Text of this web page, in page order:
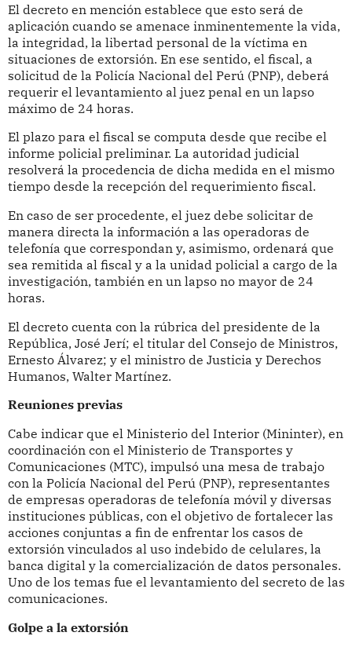
El decreto en mención establece que esto será de
aplicación cuando se amenace inminentemente la vida,
la integridad, la libertad personal de la víctima en
situaciones de extorsión. En ese sentido, el fiscal, a
solicitud de la Policía Nacional del Perú (PNP), deberá
requerir el levantamiento al juez penal en un lapso
máximo de 24 horas.
El plazo para el fiscal se computa desde que recibe el
informe policial preliminar. La autoridad judicial
resolverá la procedencia de dicha medida en el mismo
tiempo desde la recepción del requerimiento fiscal.
En caso de ser procedente, el juez debe solicitar de
manera directa la información a las operadoras de
telefonía que correspondan y, asimismo, ordenará que
sea remitida al fiscal y a la unidad policial a cargo de la
investigación, también en un lapso no mayor de 24
horas.
El decreto cuenta con la rúbrica del presidente de la
República, José Jerí; el titular del Consejo de Ministros,
Ernesto Álvarez; y el ministro de Justicia y Derechos
Humanos, Walter Martínez.
Reuniones previas
Cabe indicar que el Ministerio del Interior (Mininter), en
coordinación con el Ministerio de Transportes y
Comunicaciones (MTC), impulsó una mesa de trabajo
con la Policía Nacional del Perú (PNP), representantes
de empresas operadoras de telefonía móvil y diversas
instituciones públicas, con el objetivo de fortalecer las
acciones conjuntas a fin de enfrentar los casos de
extorsión vinculados al uso indebido de celulares, la
banca digital y la comercialización de datos personales.
Uno de los temas fue el levantamiento del secreto de las
comunicaciones.
Golpe a la extorsión